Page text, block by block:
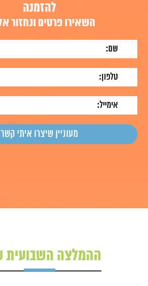
להזמנה
השאירו פרטים ונחזור
ההמלצה השבועית